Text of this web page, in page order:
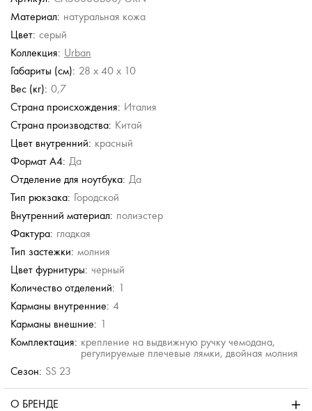
Кожаный рюкзак
24 980 руб.
Городской рюкзак
22 250 руб.
44 500 руб.
Материал: натуральная кожа
Цвет: серый
Коллекция: Urban
Габариты (см): 28 x 40 x 10
Вес (кг): 0,7
Страна происхождения: Италия
Страна производства: Китай
Цвет внутренний: красный
Формат А4: Да
Отделение для ноутбука: Да
Тип рюкзака: Городской
Внутренний материал: полиэстер
Фактура: гладкая
Тип застежки: молния
Цвет фурнитуры: черный
Количество отделений: 1
Карманы внутренние: 4
Карманы внешние: 1
Комплектация: крепление на выдвижную ручку чемодана,
регулируемые плечевые лямки, двойная молния
Сезон: SS 23
О БРЕНДЕ